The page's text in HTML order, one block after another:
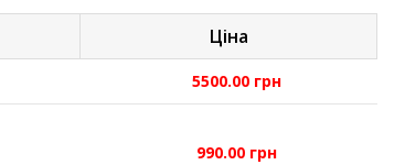
Ціна
5500.00 грн
990.00 грн